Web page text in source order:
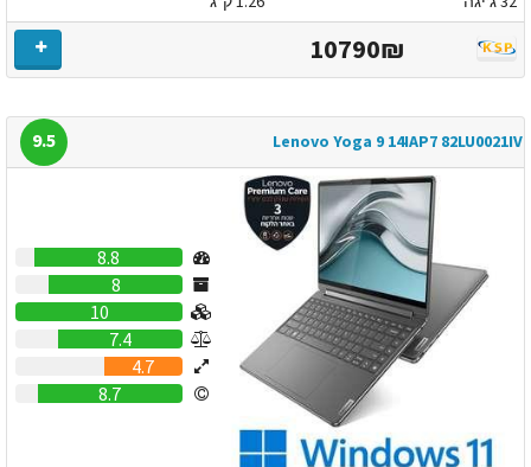
10790₪
Lenovo Yoga 9 14IAP7 82LU0021IV
9.5
8.8
8
10
7.4
4.7
8.7